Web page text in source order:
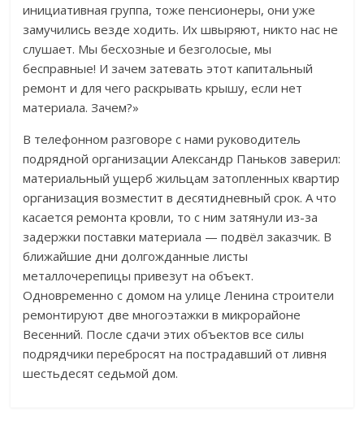
инициативная группа, тоже пенсионеры, они уже
замучились везде ходить. Их швыряют, никто нас не
слушает. Мы бесхозные и безголосые, мы
бесправные! И зачем затевать этот капитальный
ремонт и для чего раскрывать крышу, если нет
материала. Зачем?»
В телефонном разговоре с нами руководитель
подрядной организации Александр Паньков заверил:
материальный ущерб жильцам затопленных квартир
организация возместит в десятидневный срок. А что
касается ремонта кровли, то с ним затянули из-за
задержки поставки материала — подвёл заказчик. В
ближайшие дни долгожданные листы
металлочерепицы привезут на объект.
Одновременно с домом на улице Ленина строители
ремонтируют две многоэтажки в микрорайоне
Весенний. После сдачи этих объектов все силы
подрядчики перебросят на пострадавший от ливня
шестьдесят седьмой дом.